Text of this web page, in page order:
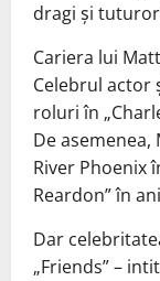
dragi și
Cariera lui
Celebrul actor
roluri în
De
River Phoenix
Reardon” în
Dar
„Friends” –